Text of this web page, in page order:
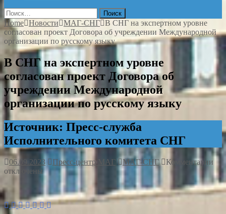
Найти:
Home Новости МАГ-СНГ В СНГ на экспертном уровне
согласован проект Договора об учреждении Международной
организации по русскому языку
В СНГ на экспертном уровне
согласован проект Договора об
учреждении Международной
организации по русскому языку
Источник: Пресс-служба
Исполнительного комитета СНГ
06.09.2023 Пресс-центр МАГ МАГ-СНГ Комментарии
В
на
отключены